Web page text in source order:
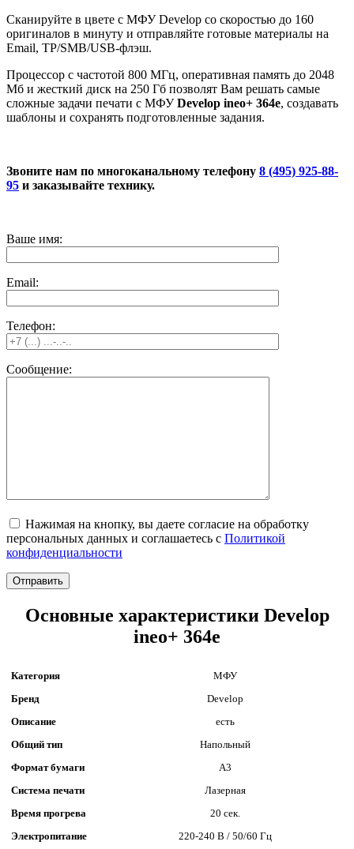
Сканируйте в цвете с МФУ Develop со скоростью до 160
оригиналов в минуту и отправляйте готовые материалы на
Email, TP/SMB/USB-флэш.
Процессор с частотой 800 МГц, оперативная память до 2048
Мб и жесткий диск на 250 Гб позволят Вам решать самые
сложные задачи печати с МФУDevelop ineo+ 364e, создавать
шаблоны и сохранять подготовленные задания.
Звоните нам по многоканальному телефону 8 (495) 925-88-
95 и заказывайте технику.
Ваше имя:
Email:
Телефон:
Сообщение:
Нажимая на кнопку, вы даете согласие на обработку
персональных данных и соглашаетесь c Политикой
конфиденциальности
Основные характеристики Develop
ineo+ 364e
Категория
МФУ
Бренд
Develop
Описание
есть
Общий тип
Напольный
Формат бумаги
А3
Система печати
Лазерная
Время прогрева
20 сек.
Электропитание
220-240 В / 50/60 Гц